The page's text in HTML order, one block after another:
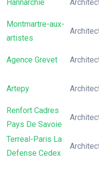
Hannarchie
Montmartre-aux-
artistes
Agence Grevet
Artepy
Renfort Cadres
Pays De Savoie
Terreal-Paris La
Defense Cedex